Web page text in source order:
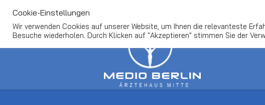
Cookie-Einstellungen
Wir verwenden Cookies auf unserer Website, um Ihnen die relevanteste
Besuche wiederholen. Durch Klicken auf "Akzeptieren" stimmen Sie der